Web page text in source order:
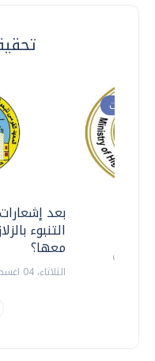
بعد
التنبوء
معها؟
الثلاثاء، 04 اغسطس 2026 04:04 م
وحوارات